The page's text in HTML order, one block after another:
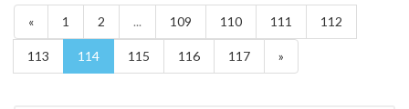
« 1 2 ... 109 110 111 112
113 114 115 116 117 »